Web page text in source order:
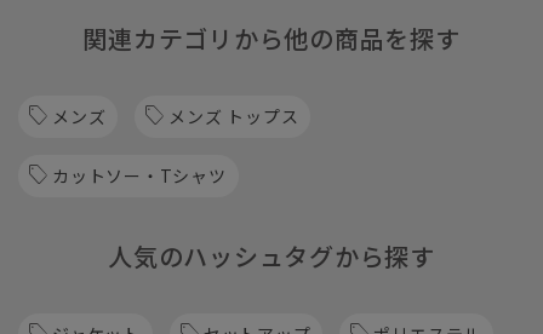
関連カテゴリから他の商品を探す
メンズ メンズ トップス
カットソー・Tシャツ
人気のハッシュタグから探す